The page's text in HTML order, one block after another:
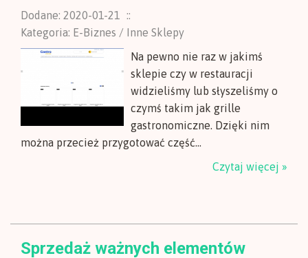
Dodane: 2020-01-21
::
Kategoria: E-Biznes / Inne Sklepy
Na pewno nie raz w jakimś
sklepie czy w restauracji
widzieliśmy lub słyszeliśmy o
czymś takim jak grille
gastronomiczne. Dzięki nim
można przecież przygotować część...
Czytaj więcej »
Sprzedaż ważnych elementów